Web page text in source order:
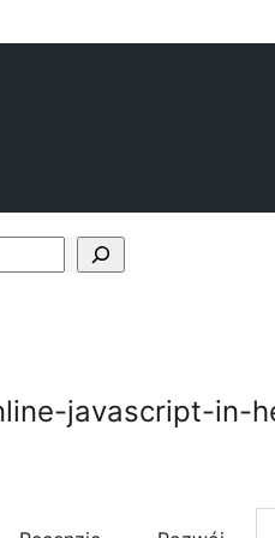
javascript-in-